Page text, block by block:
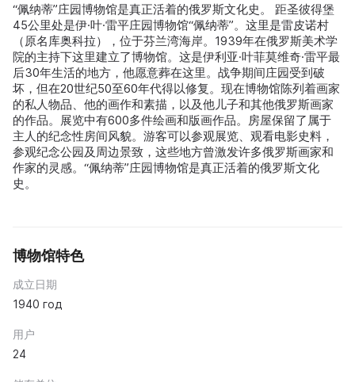
“佩纳蒂”庄园博物馆是真正活着的俄罗斯文化史。 距圣彼得堡
45公里处是伊·叶·雷平庄园博物馆“佩纳蒂”。这里是雷皮诺村
（原名库奥科拉），位于芬兰湾海岸。1939年在俄罗斯美术学
院的主持下这里建立了博物馆。这是伊利亚·叶菲莫维奇·雷平最
后30年生活的地方，他愿意葬在这里。战争期间庄园受到破
坏，但在20世纪50至60年代得以修复。现在博物馆陈列着画家
的私人物品、他的画作和素描，以及他儿子和其他俄罗斯画家
的作品。展览中有600多件绘画和版画作品。房屋保留了属于
主人的纪念性房间风貌。游客可以参观展览、观看电影史料，
参观纪念公园及周边景致，这些地方曾激发许多俄罗斯画家和
作家的灵感。“佩纳蒂”庄园博物馆是真正活着的俄罗斯文化
史。
博物馆特色
成立日期
1940 год
用户
24